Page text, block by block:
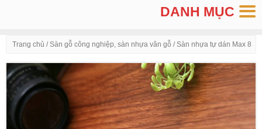
Trang chủ /Sàn gỗ công nghiệp, sàn nhựa vân gỗ / Sàn nhựa tự dán Max 8
DANH MỤC